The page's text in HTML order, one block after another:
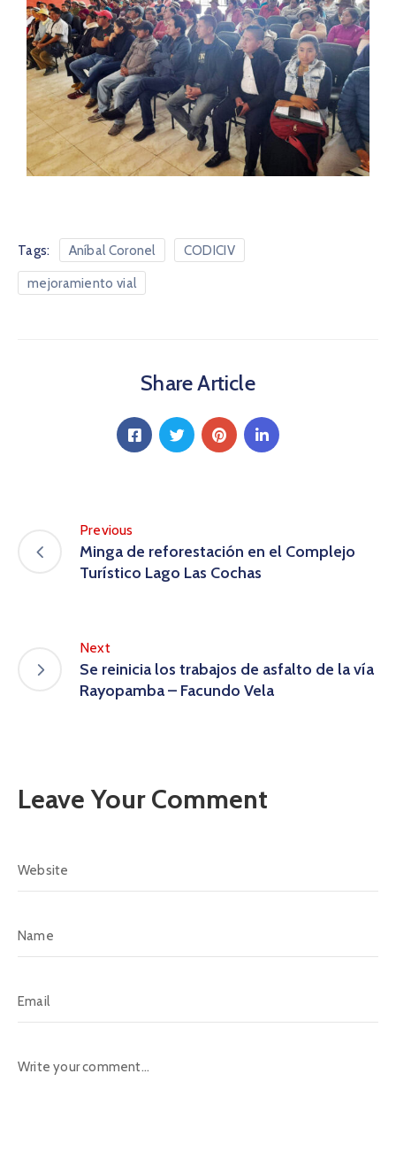
Tags: Aníbal Coronel CODICIV
mejoramiento vial
Share Article
Previous
Minga de reforestación en el Complejo
Turístico Lago Las Cochas
Next
Se reinicia los trabajos de asfalto de la vía
Rayopamba – Facundo Vela
Leave Your Comment